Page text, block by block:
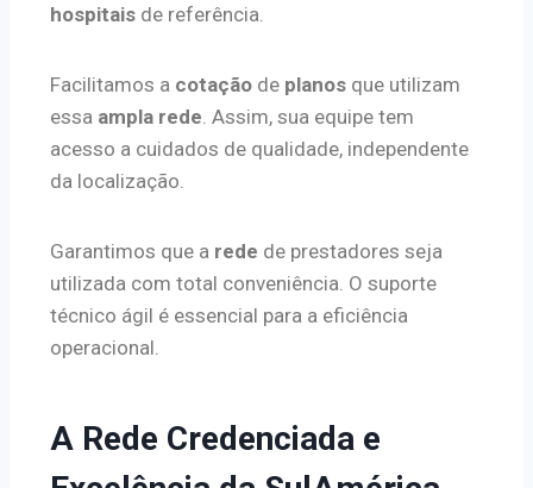
hospitais de referência.
Facilitamos a cotação de planos que utilizam
essa ampla rede . Assim, sua equipe tem
acesso a cuidados de qualidade, independente
da localização.
Garantimos que a rede de prestadores seja
utilizada com total conveniência. O suporte
técnico ágil é essencial para a eficiência
operacional.
A Rede Credenciada e